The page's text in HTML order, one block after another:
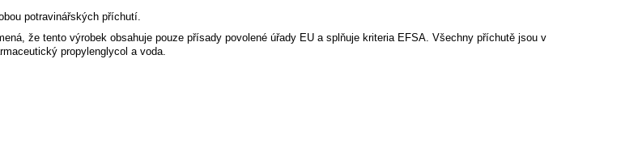
potravinářských příchutí.
že tento výrobek obsahuje pouze přísady povolené úřady EU a splňuje kriteria EFSA. Všechny příchutě jsou v
propylenglycol a voda.